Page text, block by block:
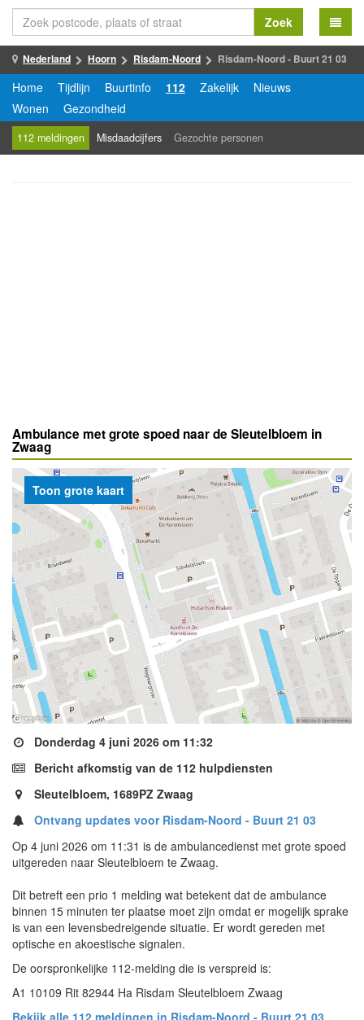
Zoek
Nederland Hoorn Risdam-Noord Risdam-Noord - Buurt 21 03
Home Tijdlijn Buurtinfo 112 Zakelijk
Nieuws
Wonen
Gezondheid
112 meldingen Misdaadcijfers Gezochte personen
Ambulance met grote spoed naar de Sleutelbloem in
Zwaag
Donderdag 4 juni 2026 om 11:32
Bericht afkomstig van de 112 hulpdiensten
Sleutelbloem, 1689PZ Zwaag
Ontvang updates voor Risdam-Noord - Buurt 21 03
Op 4 juni 2026 om 11:31 is de ambulancedienst met grote spoed
uitgereden naar Sleutelbloem te Zwaag.
Dit betreft een prio 1 melding wat betekent dat de ambulance
binnen 15 minuten ter plaatse moet zijn omdat er mogelijk sprake
is van een levensbedreigende situatie. Er wordt gereden met
optische en akoestische signalen.
De oorspronkelijke 112-melding die is verspreid is:
A1 10109 Rit 82944 Ha Risdam Sleutelbloem Zwaag
Bekijk alle 112 meldingen in Risdam-Noord - Buurt 21 03
Toon grote kaart